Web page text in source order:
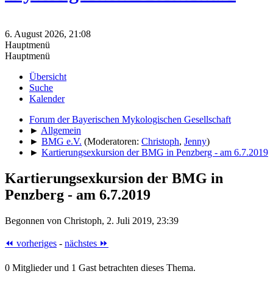
6. August 2026, 21:08
Hauptmenü
Hauptmenü
Übersicht
Suche
Kalender
Forum der Bayerischen Mykologischen Gesellschaft
► Allgemein
► BMG e.V. (Moderatoren: Christoph, Jenny)
► Kartierungsexkursion der BMG in Penzberg - am 6.7.2019
Kartierungsexkursion der BMG in
Penzberg - am 6.7.2019
Begonnen von Christoph, 2. Juli 2019, 23:39
⏪ vorheriges - nächstes ⏩
0 Mitglieder und 1 Gast betrachten dieses Thema.